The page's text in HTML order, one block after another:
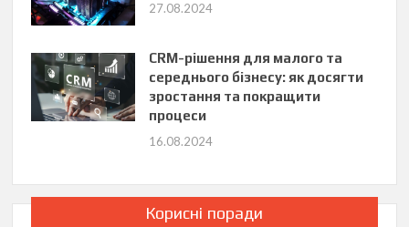
27.08.2024
CRM-рішення для малого та
середнього бізнесу: як досягти
зростання та покращити
процеси
16.08.2024
Корисні поради